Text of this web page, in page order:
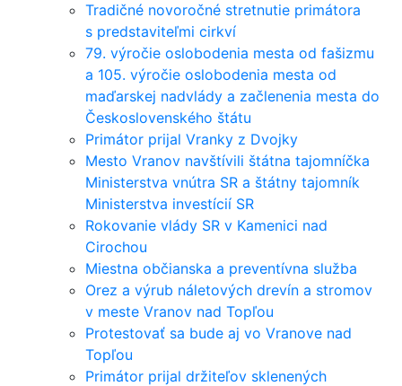
Tradičné novoročné stretnutie primátora
s predstaviteľmi cirkví
79. výročie oslobodenia mesta od fašizmu
a 105. výročie oslobodenia mesta od
maďarskej nadvlády a začlenenia mesta do
Československého štátu
Primátor prijal Vranky z Dvojky
Mesto Vranov navštívili štátna tajomníčka
Ministerstva vnútra SR a štátny tajomník
Ministerstva investícií SR
Rokovanie vlády SR v Kamenici nad
Cirochou
Miestna občianska a preventívna služba
Orez a výrub náletových drevín a stromov
v meste Vranov nad Topľou
Protestovať sa bude aj vo Vranove nad
Topľou
Primátor prijal držiteľov sklenených